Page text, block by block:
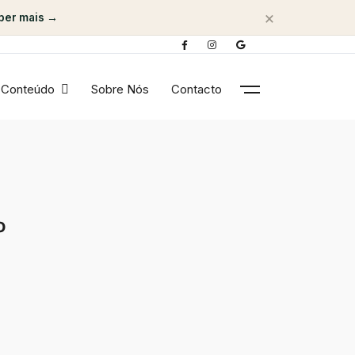
mais → ×
Conteúdo Sobre Nós Contacto